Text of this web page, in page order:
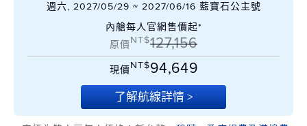
週六, 2027/05/29 ~ 2027/06/16 藍寶石公主號
內艙每人官網售價起*
原價NT$127,156
現價NT$94,649
了解航線詳情 >